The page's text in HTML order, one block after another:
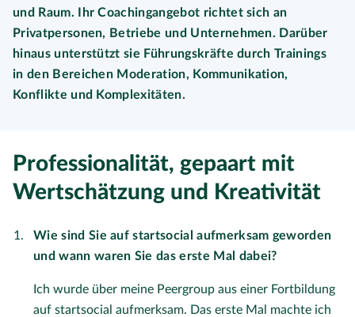
und Raum. Ihr Coachingangebot richtet sich an
Privatpersonen, Betriebe und Unternehmen. Darüber
hinaus unterstützt sie Führungskräfte durch Trainings
in den Bereichen Moderation, Kommunikation,
Konflikte und Komplexitäten.
Professionalität, gepaart mit
Wertschätzung und Kreativität
Wie sind Sie auf startsocial aufmerksam geworden
und wann waren Sie das erste Mal dabei?
Ich wurde über meine Peergroup aus einer Fortbildung
auf startsocial aufmerksam. Das erste Mal machte ich